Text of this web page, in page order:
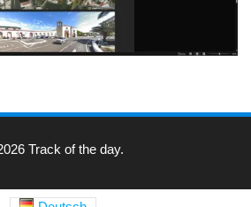
Track of the day.